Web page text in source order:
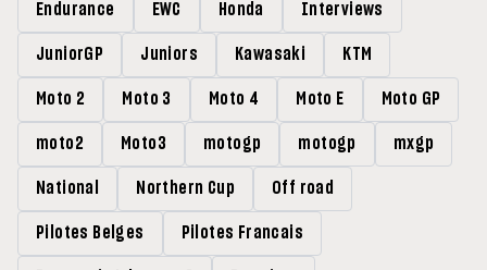
Endurance EWC Honda Interviews
JuniorGP Juniors Kawasaki KTM
Moto 2 Moto 3 Moto 4 Moto E Moto GP
moto2 Moto3 motogp motogp mxgp
National Northern Cup Off road
Pilotes Belges Pilotes Francais